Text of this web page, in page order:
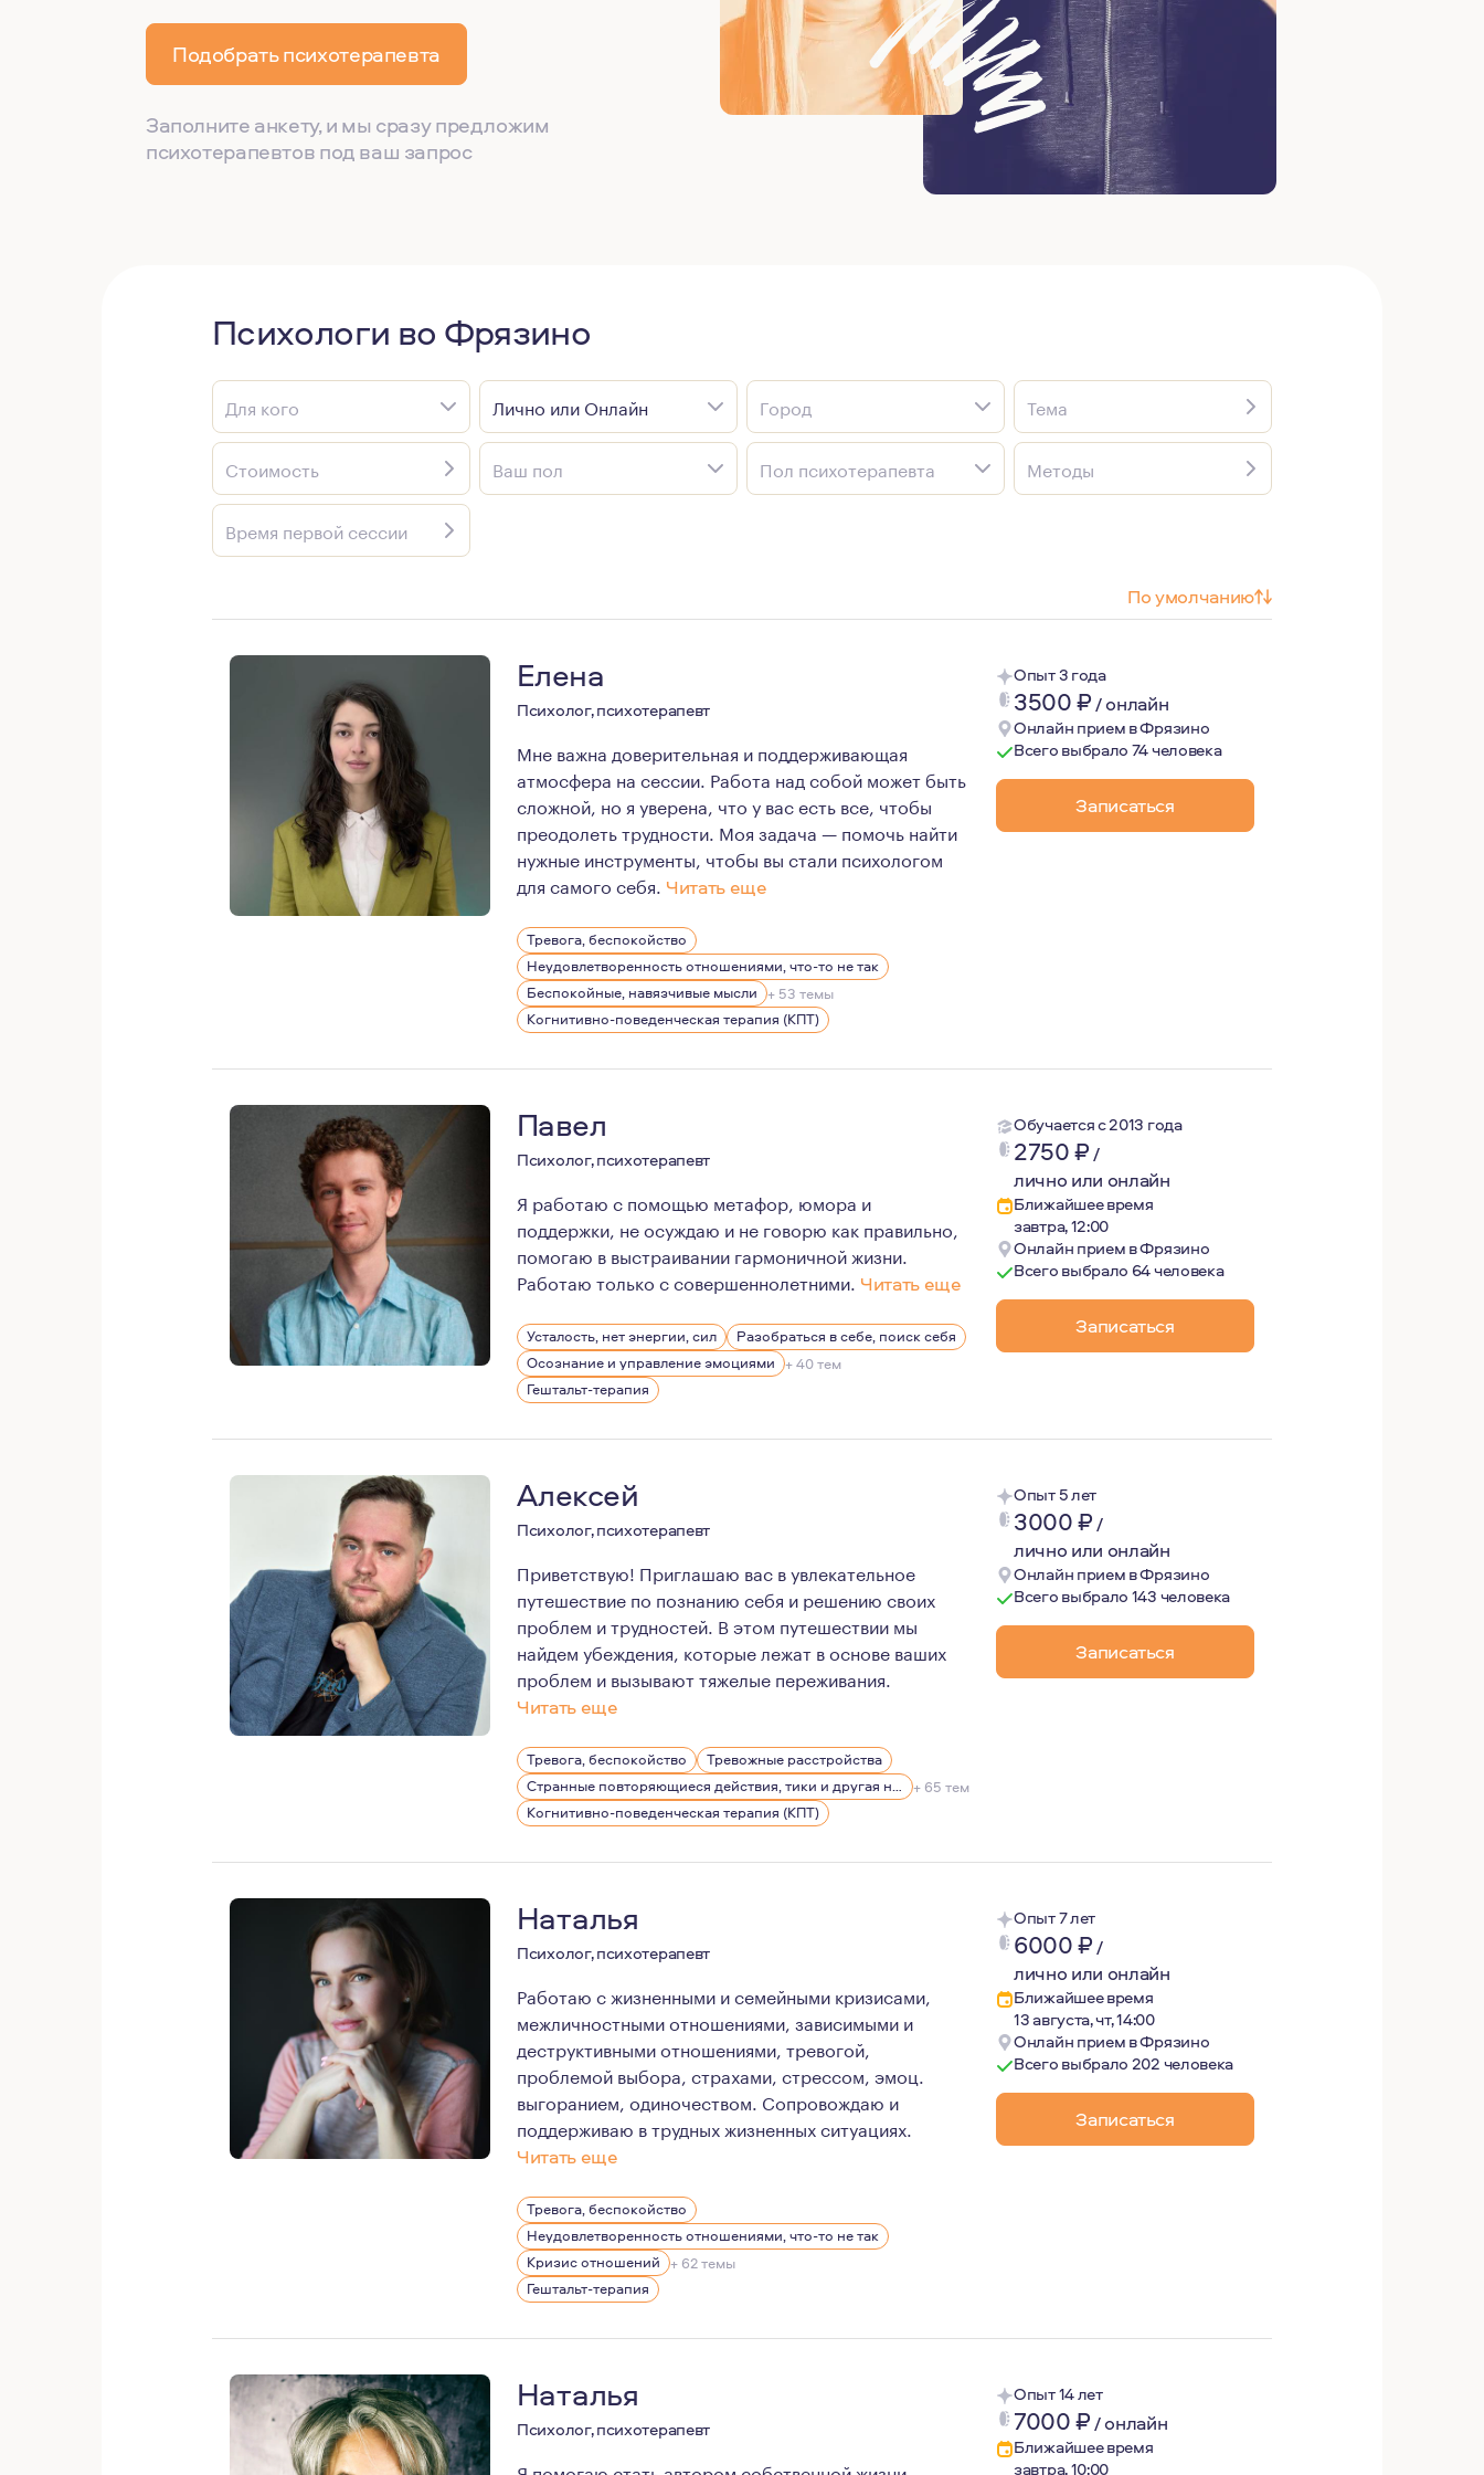
Подобрать психотерапевта
Заполните анкету, и мы сразу предложим
психотерапевтов под ваш запрос
Психологи во Фрязино
Для кого Лично или Онлайн Город Тема
Стоимость Ваш пол Пол психотерапевта Методы
Время первой сессии
По умолчанию
Елена
Психолог, психотерапевт
Опыт 3 года
3500₽/онлайн
Онлайн прием в Фрязино
Всего выбрало 74 человека
Записаться
Мне важна доверительная и поддерживающая
атмосфера на сессии. Работа над собой может быть
сложной, но я уверена, что у вас есть все, чтобы
преодолеть трудности. Моя задача — помочь найти
нужные инструменты, чтобы вы стали психологом
для самого себя. Читать еще
Я являюсь членом Ассоциации когнитивно-бихевиоральных терапевтов (АКБТ), прохождение супервизий,
Тревога, беспокойство
Неудовлетворенность отношениями, что-то не так
Беспокойные, навязчивые мысли + 53 темы
Когнитивно-поведенческая терапия (КПТ)
Павел
Психолог, психотерапевт
Обучается с 2013 года
2750₽/
лично или онлайн
Ближайшее время
завтра, 12:00
Онлайн прием в Фрязино
Всего выбрало 64 человека
Записаться
Я работаю с помощью метафор, юмора и
поддержки, не осуждаю и не говорю как правильно,
помогаю в выстраивании гармоничной жизни.
Работаю только с совершеннолетними. Читать еще
Мой путь в профессии берёт начало из клиентского опыта.
В 23 года я работал по первому торговому образованию и явно ощущал, что мне это не подходит. С этим
В работе мне нравится, разбираться в хитросплетениях проблемы и раскладывать по полочкам
Усталость, нет энергии, сил
Разобраться в себе, поиск себя
Осознание и управление эмоциями + 40 тем
Гештальт-терапия
Алексей
Психолог, психотерапевт
Опыт 5 лет
3000₽/
лично или онлайн
Онлайн прием в Фрязино
Всего выбрало 143 человека
Записаться
Приветствую! Приглашаю вас в увлекательное
путешествие по познанию себя и решению своих
проблем и трудностей. В этом путешествии мы
найдем убеждения, которые лежат в основе ваших
проблем и вызывают тяжелые переживания.
Читать еще
В профессию меня привело три фактора. Первый — это то, что в течение жизни все знакомые и малознакомые
Тревога, беспокойство
Тревожные расстройства
Странные повторяющиеся действия, тики и другая нервная симптоматика
+ 65 тем
Когнитивно-поведенческая терапия (КПТ)
Наталья
Психолог, психотерапевт
Опыт 7 лет
6000₽/
лично или онлайн
Ближайшее время
13 августа, чт, 14:00
Онлайн прием в Фрязино
Всего выбрало 202 человека
Записаться
Работаю с жизненными и семейными кризисами,
межличностными отношениями, зависимыми и
деструктивными отношениями, тревогой,
проблемой выбора, страхами, стрессом, эмоц.
выгоранием, одиночеством. Сопровождаю и
поддерживаю в трудных жизненных ситуациях.
Читать еще
Я пришла в психологию в момент проживания сильного кризиса в семейной жизни. Получила сначала
На данный момент я имею достаточно опыта, знаний и ресурсов, чтобы помогать другим на пути исследования
Люблю жизнь во всём её многообразии, активные виды спорта, путешествия, красоту и краски природы.
17 лет в стабильных отношениях, воспитываю 3 детей
Тревога, беспокойство
Неудовлетворенность отношениями, что-то не так
Кризис отношений + 62 темы
Гештальт-терапия
Наталья
Психолог, психотерапевт
Опыт 14 лет
7000₽/онлайн
Ближайшее время
завтра, 10:00